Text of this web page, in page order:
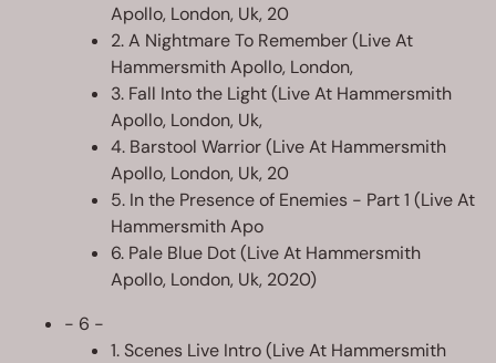
Apollo, London, Uk, 20
2. A Nightmare To Remember (Live At
Hammersmith Apollo, London,
3. Fall Into the Light (Live At Hammersmith
Apollo, London, Uk,
4. Barstool Warrior (Live At Hammersmith
Apollo, London, Uk, 20
5. In the Presence of Enemies - Part 1 (Live At
Hammersmith Apo
6. Pale Blue Dot (Live At Hammersmith
Apollo, London, Uk, 2020)
- 6 -
1. Scenes Live Intro (Live At Hammersmith